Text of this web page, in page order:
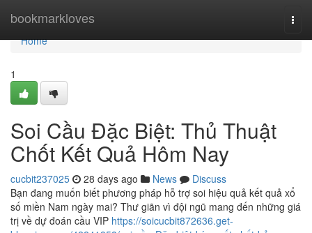
bookmarkloves
Home
Home
1
Soi Cầu Đặc Biệt: Thủ Thuật
Chốt Kết Quả Hôm Nay
cucbit237025 28 days ago News
Discuss
Bạn đang muốn biết phương pháp hỗ trợ soi hiệu quả kết quả xổ
số miền Nam ngày mai? Thư giãn vì đội ngũ mang đến những giá
trị về dự đoán cầu VIP https://soicucbit872636.get-